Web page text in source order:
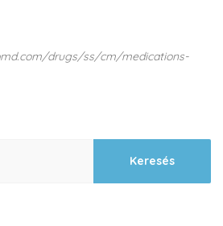
drugs/ss/cm/medications-